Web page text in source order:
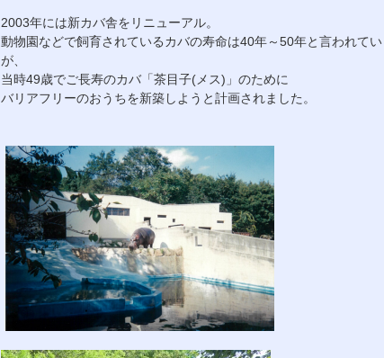
2003年には新カバ舎をリニューアル。
動物園などで飼育されているカバの寿命は40年～50年と言われてい
が、
当時49歳でご長寿のカバ「茶目子(メス)」のために
バリアフリーのおうちを新築しようと計画されました。